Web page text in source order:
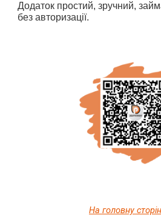
Додаток простий, зручний,
без авторизації.
На головну